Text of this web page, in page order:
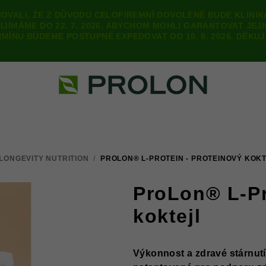
NUTRITION / PROLON® L-PROTEIN - PROTEINOVÝ
ProLon® L-
koktejl
Výkonnost a zdravé